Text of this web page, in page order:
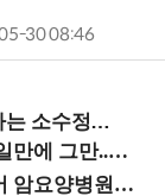
30 08:46
(8/28 신논현역)